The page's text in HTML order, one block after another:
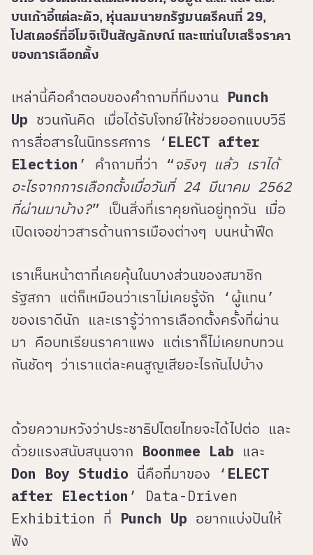
บนเก้าอี้แต่ละตัว, หุ่นลมนายกรัฐมนตรีคนที่ 29,
โปสเตอร์ที่อีโมจิเป็นสัญลักษณ์ และแท่นใบเสร็จราคา
ของการเลือกตั้ง
เหล่านี้คือคำตอบของคำถามที่ทีมงาน Punch
Up ชวนกันคิด เมื่อได้รับโจทย์ให้ช่วยออกแบบวิธี
การสื่อสารในนิทรรศการ ‘ ELECT after
Election ’ คำถามที่ว่า “จริงๆ แล้ว เราได้
อะไรจากการเลือกตั้งเมื่อวันที่ 24 มีนาคม 2562
ที่ผ่านมาบ้าง?” เป็นสิ่งที่เราคุยกันอยู่ทุกวัน เมื่อ
เปิดเจอข่าวสารด้านการเมืองต่างๆ บนหน้าฟีด
เราเห็นหน้าตาที่เคยคุ้นในบางส่วนของสมาชิก
รัฐสภา แต่ก็เหมือนว่าเราไม่เคยรู้จัก ‘ผู้แทน’
ของเราดีนัก และเรารู้ว่าการเลือกตั้งครั้งที่ผ่าน
มา คือบทเรียนราคาแพง แต่เราก็ไม่เคยทบทวน
กันชัดๆ ว่าเราแต่ละคนสูญเสียอะไรกันไปบ้าง
ด้วยความหวังว่าประชาธิปไตยไทยจะได้ไปต่อ และ
ด้วยแรงสนับสนุนจาก Boonmee Lab และ
Don Boy Studio นี่คือที่มาของ ‘ ELECT
after Election ’ Data-Driven
Exhibition ที่ Punch Up อยากแบ่งปันให้
ฟัง